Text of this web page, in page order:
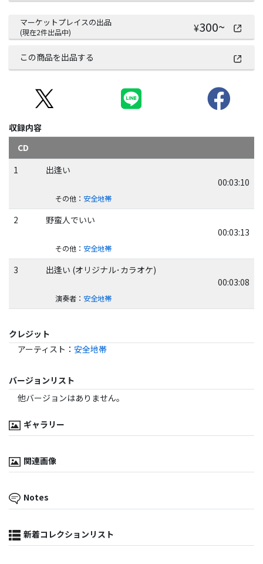
マーケットプレイスの出品
(現在2件出品中) ¥300~
この商品を出品する
収録内容
CD
1
出逢い
00:03:10
その他： 安全地帯
2
野蛮人でいい
00:03:13
その他： 安全地帯
3
出逢い (オリジナル･カラオケ)
00:03:08
演奏者： 安全地帯
クレジット
アーティスト ： 安全地帯
バージョンリスト
他バージョンはありません。
ギャラリー
関連画像
Notes
新着コレクションリスト